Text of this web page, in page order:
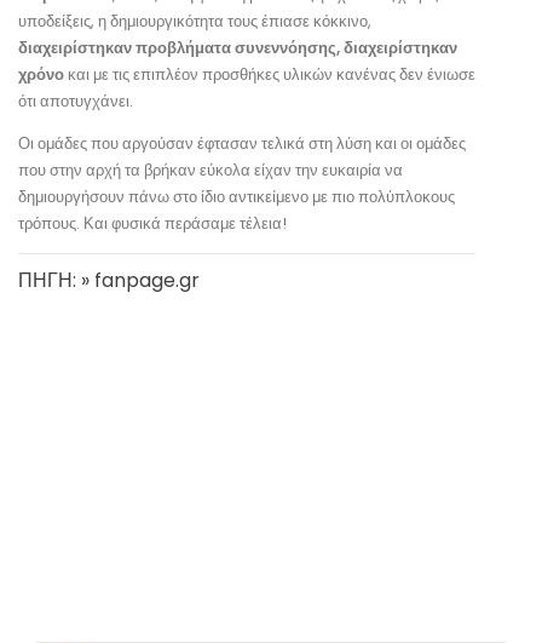
υποδείξεις, η δημιουργικότητα τους έπιασε κόκκινο,
διαχειρίστηκαν προβλήματα συνεννόησης, διαχειρίστηκαν
χρόνο και με τις επιπλέον προσθήκες υλικών κανένας δεν ένιωσε
ότι αποτυγχάνει.
Οι ομάδες που αργούσαν έφτασαν τελικά στη λύση και οι ομάδες
που στην αρχή τα βρήκαν εύκολα είχαν την ευκαιρία να
δημιουργήσουν πάνω στο ίδιο αντικείμενο με πιο πολύπλοκους
τρόπους. Και φυσικά περάσαμε τέλεια!
ΠΗΓΗ: » fanpage.gr